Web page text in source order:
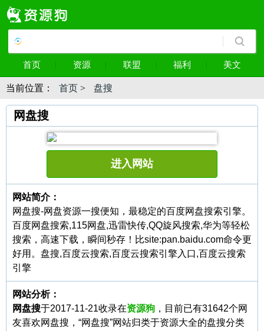
首页 资源 联盟 福利 美文
当前位置： 首页 > 盘搜
网盘搜
进入网站
网站简介：
网盘搜-网盘资源一搜便知，最稳定的百度网盘搜索引擎。
百度网盘搜索,115网盘,迅雷快传,QQ旋风搜索,华为等轻松
搜索，高速下载，瞬间秒存！比site:pan.baidu.com命令更
好用。盘搜,百度云搜索,百度云搜索引擎入口,百度云搜索
引擎
网站分析：
网盘搜于2017-11-21收录在资源狗 ，目前已有31642个网
友喜欢网盘搜，“网盘搜”网站归类于资源大全的盘搜分类